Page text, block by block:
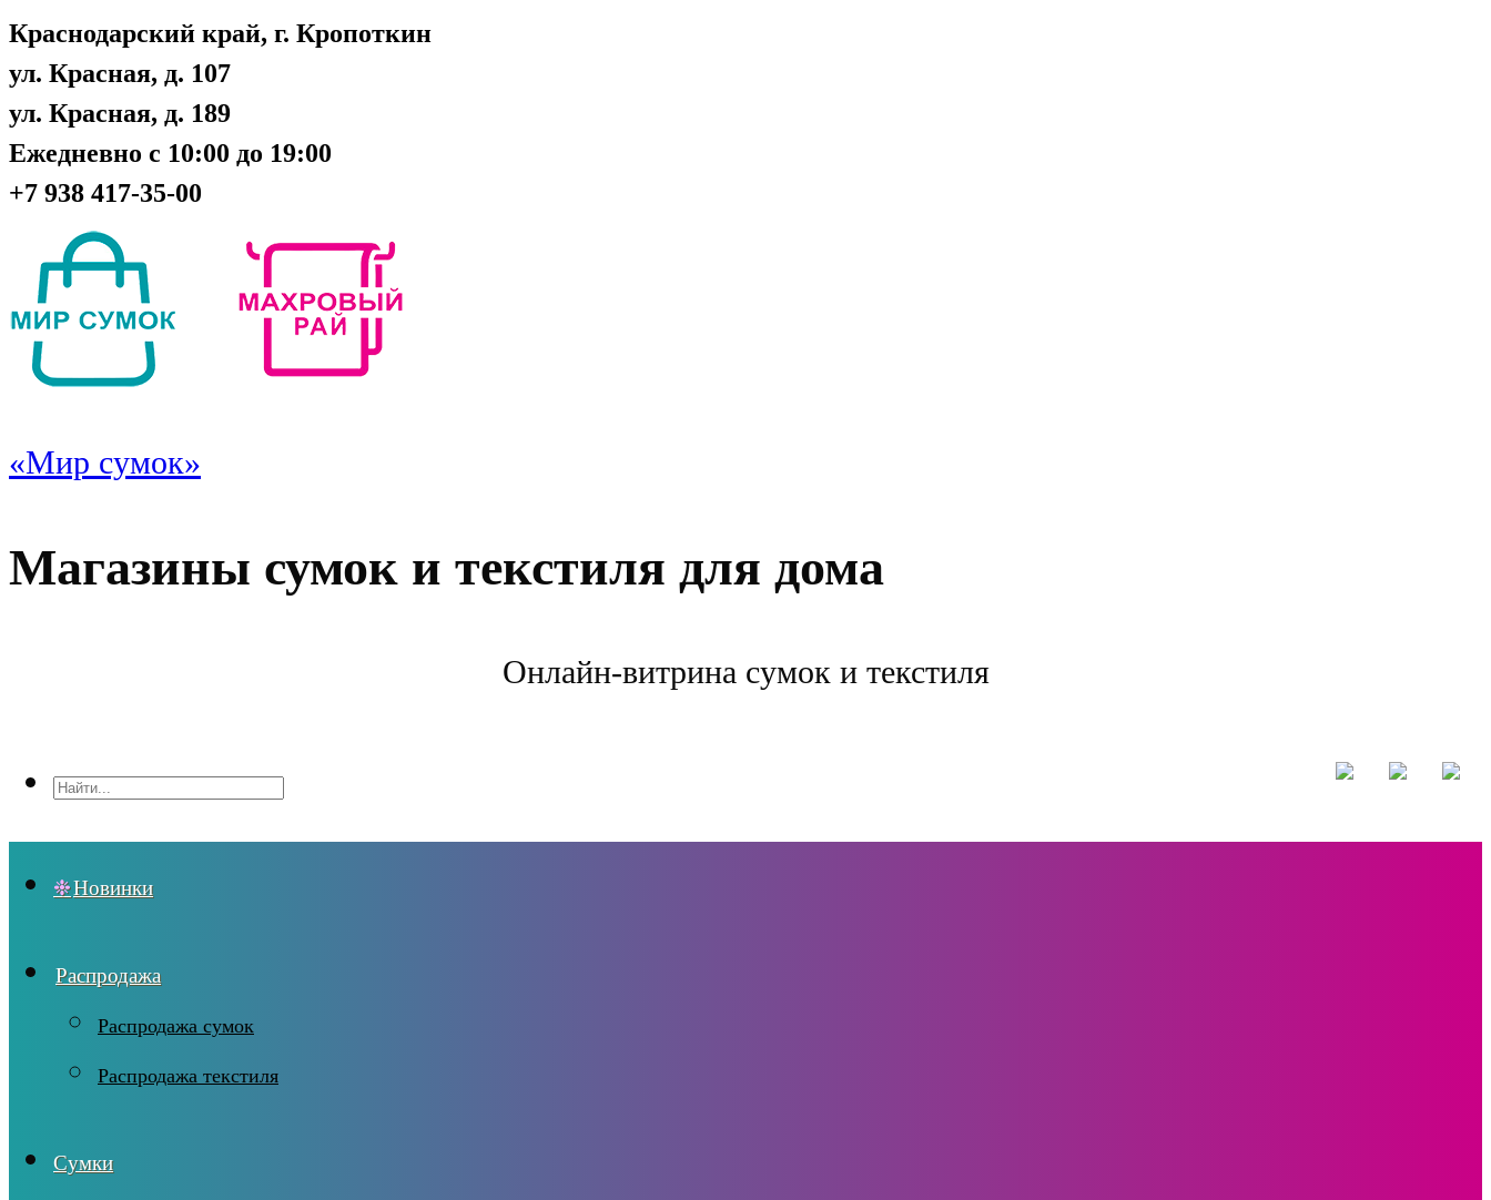
Краснодарский край, г. Кропоткин
ул. Красная, д. 107
ул. Красная, д. 189
Ежедневно с 10:00 до 19:00
+7 938 417-35-00
«Мир сумок»
Магазины сумок и текстиля для дома
Онлайн-витрина сумок и текстиля
Новинки
Распродажа
Распродажа сумок
Распродажа текстиля
Сумки